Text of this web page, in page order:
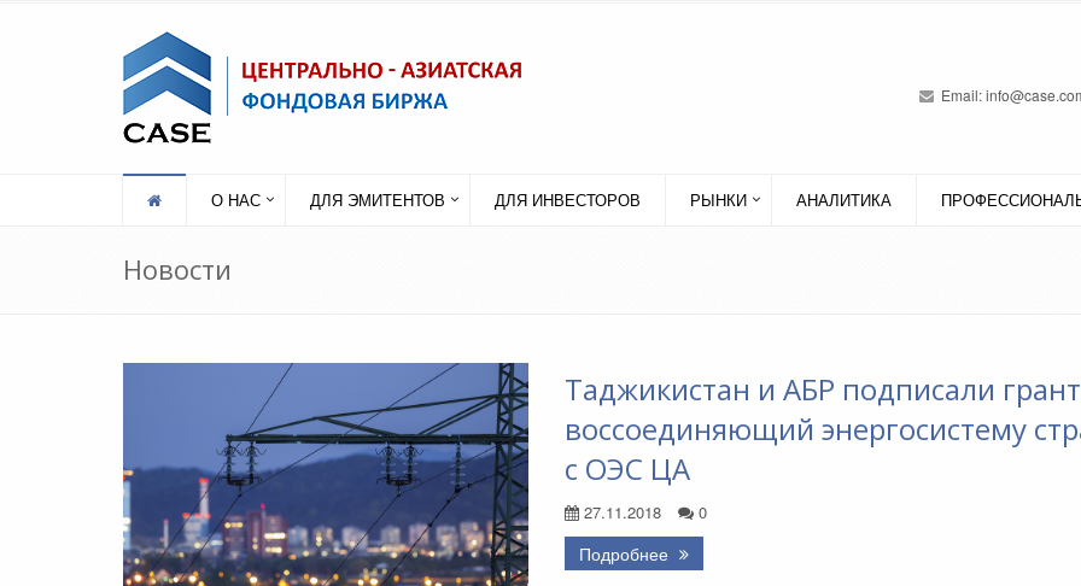
Email:
О НАС ДЛЯ ЭМИТЕНТОВ ДЛЯ ИНВЕСТОРОВ РЫНКИ АНАЛИТИКА
Новости
Таджикистан и АБР подписали
воссоединяющий энергосистему
с ОЭС ЦА
27.11.2018 0
Подробнее